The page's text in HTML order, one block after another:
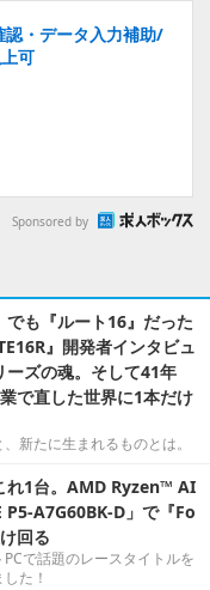
・データ入力補助/
可
Sponsored by
も『ルート16』だった
』開発者インタビュ
ーズの魂。そして41年
で直した世界に1本だけ
新たに生まれるものとは。
れ1台。AMD Ryzen™ AI
P5-A7G60BK-D」で『Fo
回る
で話題のレースタイトルを
た！